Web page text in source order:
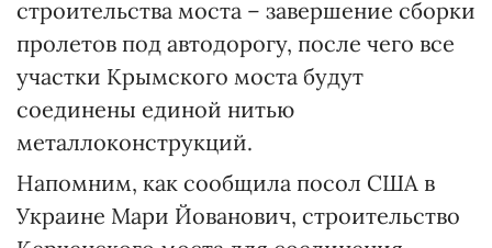
строительства моста – завершение сборки
пролетов под автодорогу, после чего все
участки Крымского моста будут
соединены единой нитью
металлоконструкций.
Напомним, как сообщила посол США в
Украине Мари Йованович, строительство